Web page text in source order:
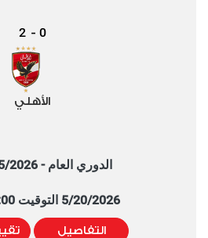
0
-
2
الأهلي
الدوري العام - 2025/2026
5/20/2026 التوقيت 8:00 PM
التفاصيل